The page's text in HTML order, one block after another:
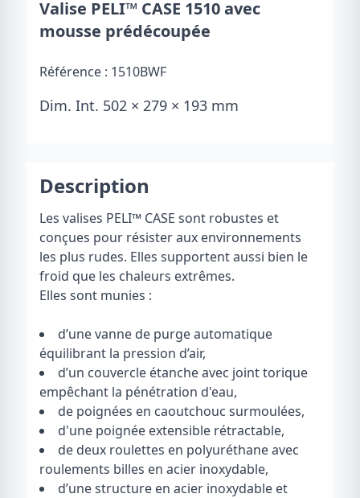
Valise PELI™ CASE 1510 avec
mousse prédécoupée
Référence : 1510BWF
Dim. Int. 502 × 279 × 193 mm
Description
Les valises PELI™ CASE sont robustes et
conçues pour résister aux environnements
les plus rudes. Elles supportent aussi bien le
froid que les chaleurs extrêmes.
Elles sont munies :
d’une vanne de purge automatique
équilibrant la pression d’air,
d’un couvercle étanche avec joint torique
empêchant la pénétration d'eau,
de poignées en caoutchouc surmoulées,
d'une poignée extensible rétractable,
de deux roulettes en polyuréthane avec
roulements billes en acier inoxydable,
d’une structure en acier inoxydable et